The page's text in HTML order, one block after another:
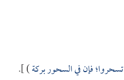
تسحروا؛ فإن في السحور بركة) ].